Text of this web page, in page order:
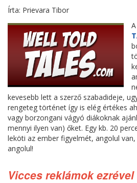
Írta: Prievara Tibor
A
kevesebb lett a szerző szabadideje,
rengeteg történet így is elég értékes
vagy borzongani vágyó diákoknak
mennyi ilyen van) őket. Egy kb. 20
leköti az ember figyelmét, angolul
angolul!
Vicces reklámok ezrével